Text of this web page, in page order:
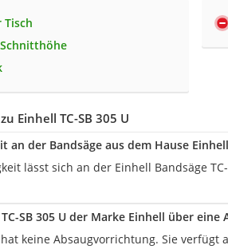
Tisch
Einhell TC-SB 305 U
an der Bandsäge aus dem Hause
lässt sich an der Einhell Bandsäge
SB 305 U der Marke Einhell über eine
keine Absaugvorrichtung. Sie